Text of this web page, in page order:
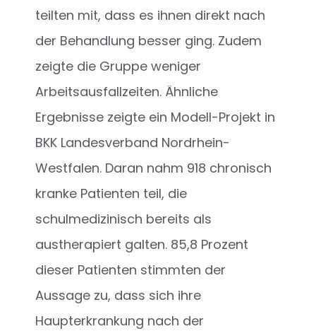
teilten mit, dass es ihnen direkt nach
der Behandlung besser ging. Zudem
zeigte die Gruppe weniger
Arbeitsausfallzeiten. Ähnliche
Ergebnisse zeigte ein Modell-Projekt in
BKK Landesverband Nordrhein-
Westfalen. Daran nahm 918 chronisch
kranke Patienten teil, die
schulmedizinisch bereits als
austherapiert galten. 85,8 Prozent
dieser Patienten stimmten der
Aussage zu, dass sich ihre
Haupterkrankung nach der